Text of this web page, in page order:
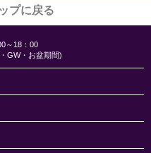
プに戻る
～18：00
GW・お盆期間)